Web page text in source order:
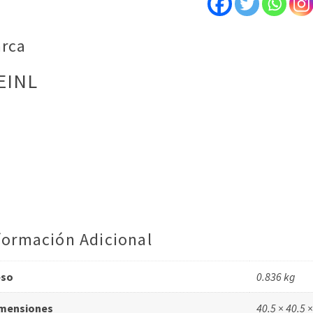
Adicional
0.836 kg
40.5 × 40.5